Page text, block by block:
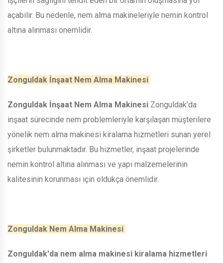
açabilir. Bu nedenle, nem alma makineleriyle nemin kontrol
altına alınması önemlidir.
Zonguldak İnşaat Nem Alma Makinesi
Zonguldak İnşaat Nem Alma Makinesi Zonguldak'da
inşaat sürecinde nem problemleriyle karşılaşan müşterilere
yönelik nem alma makinesi kiralama hizmetleri sunan yerel
şirketler bulunmaktadır. Bu hizmetler, inşaat projelerinde
nemin kontrol altına alınması ve yapı malzemelerinin
kalitesinin korunması için oldukça önemlidir.
Zonguldak Nem Alma Makinesi
Zonguldak'da nem alma makinesi kiralama hizmetleri